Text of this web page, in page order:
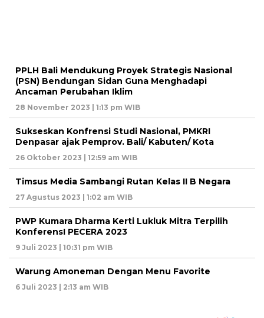
PPLH Bali Mendukung Proyek Strategis Nasional
(PSN) Bendungan Sidan Guna Menghadapi
Ancaman Perubahan Iklim
28 November 2023 | 1:13 pm WIB
Sukseskan Konfrensi Studi Nasional, PMKRI
Denpasar ajak Pemprov. Bali/ Kabuten/ Kota
26 Oktober 2023 | 12:59 am WIB
Timsus Media Sambangi Rutan Kelas II B Negara
27 Agustus 2023 | 1:02 am WIB
PWP Kumara Dharma Kerti Lukluk Mitra Terpilih
KonferensI PECERA 2023
9 Juli 2023 | 10:31 pm WIB
Warung Amoneman Dengan Menu Favorite
6 Juli 2023 | 2:13 am WIB